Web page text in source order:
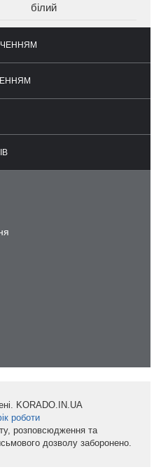
білий
KORADO.IN.UA
роботи
розповсюдження та
дозволу заборонено.